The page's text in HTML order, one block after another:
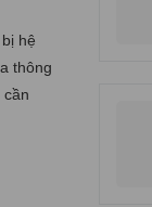
hệ
thông
cần